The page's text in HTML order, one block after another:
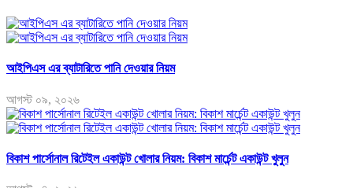
আইপিএস এর ব্যাটারিতে পানি দেওয়ার নিয়ম
আগস্ট ০৯, ২০২৬
বিকাশ পার্সোনাল রিটেইল একাউন্ট খোলার নিয়ম: বিকাশ মার্চেন্ট একাউন্ট খুলুন